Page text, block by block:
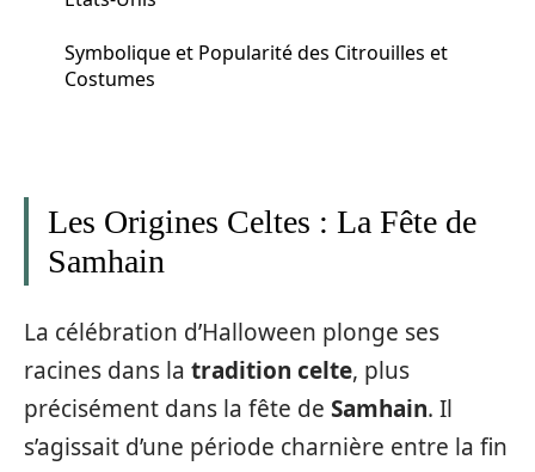
Symbolique et Popularité des Citrouilles et
Costumes
Les Origines Celtes : La Fête de
Samhain
La célébration d’Halloween plonge ses
racines dans la tradition celte, plus
précisément dans la fête de Samhain. Il
s’agissait d’une période charnière entre la fin